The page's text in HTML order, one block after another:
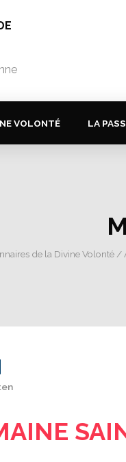
VOLONTÉ LA
de la Divine Volonté /